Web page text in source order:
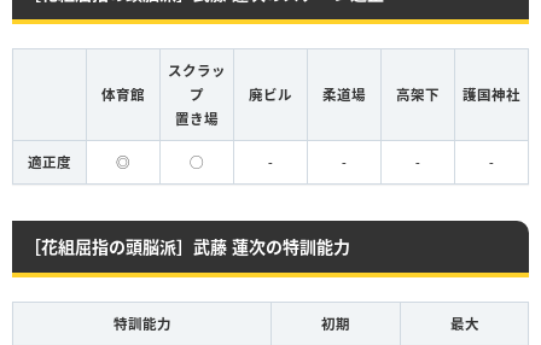
体育館
スクラッ
プ
置き場
廃ビル 柔道場 高架下 護国神社
適正度 ◎ ◯ - - - -
［花組屈指の頭脳派］武藤 蓮次の特訓能力
特訓能力 初期 最大